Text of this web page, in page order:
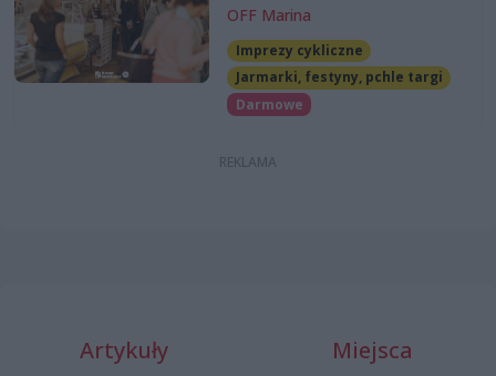
OFF Marina
Imprezy cykliczne
Jarmarki, festyny, pchle targi
Darmowe
Artykuły Miejsca